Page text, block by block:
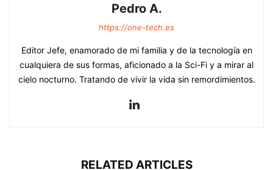
Pedro A.
https://one-tech.es
Editor Jefe, enamorado de mi familia y de la tecnología en
cualquiera de sus formas, aficionado a la Sci-Fi y a mirar al
cielo nocturno. Tratando de vivir la vida sin remordimientos.
RELATED ARTICLES